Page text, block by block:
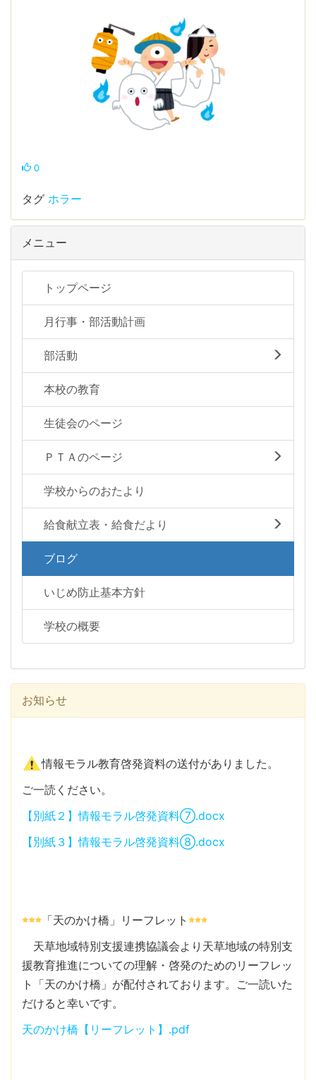
0
タグ ホラー
メニュー
トップページ
月行事・部活動計画
部活動
本校の教育
生徒会のページ
ＰＴＡのページ
学校からのおたより
給食献立表・給食だより
ブログ
いじめ防止基本方針
学校の概要
お知らせ
情報モラル教育啓発資料の送付がありました。
ご一読ください。
【別紙２】情報モラル啓発資料⑦.docx
【別紙３】情報モラル啓発資料⑧.docx
「天のかけ橋」リーフレット
天草地域特別支援連携協議会より天草地域の特別支
援教育推進についての理解・啓発のためのリーフレッ
ト「天のかけ橋」が配付されております。ご一読いた
だけると幸いです。
天のかけ橋【リーフレット】.pdf